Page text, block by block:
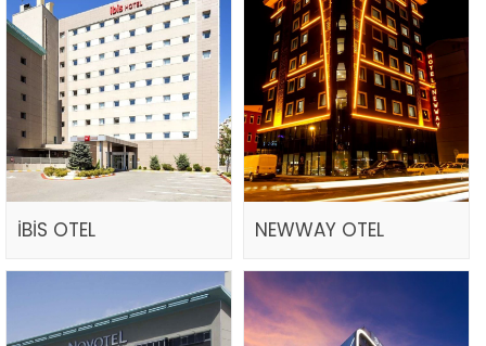
İBİS OTEL NEWWAY OTEL